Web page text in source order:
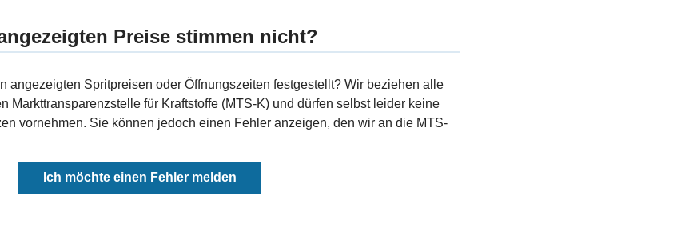
Preise stimmen nicht?
angezeigten Spritpreisen oder Öffnungszeiten festgestellt? Wir beziehen alle
Markttransparenzstelle für Kraftstoffe (MTS-K) und dürfen selbst leider keine
vornehmen. Sie können jedoch einen Fehler anzeigen, den wir an die MTS-
Ich möchte einen Fehler melden